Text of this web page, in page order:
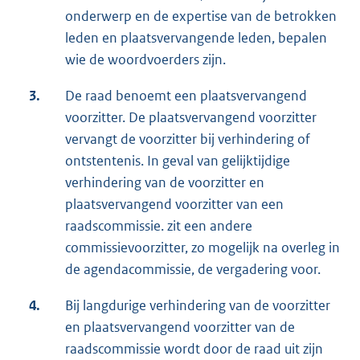
onderwerp en de expertise van de betrokken
leden en plaatsvervangende leden, bepalen
wie de woordvoerders zijn.
3.
De raad benoemt een plaatsvervangend
voorzitter. De plaatsvervangend voorzitter
vervangt de voorzitter bij verhindering of
ontstentenis. In geval van gelijktijdige
verhindering van de voorzitter en
plaatsvervangend voorzitter van een
raadscommissie. zit een andere
commissievoorzitter, zo mogelijk na overleg in
de agendacommissie, de vergadering voor.
4.
Bij langdurige verhindering van de voorzitter
en plaatsvervangend voorzitter van de
raadscommissie wordt door de raad uit zijn